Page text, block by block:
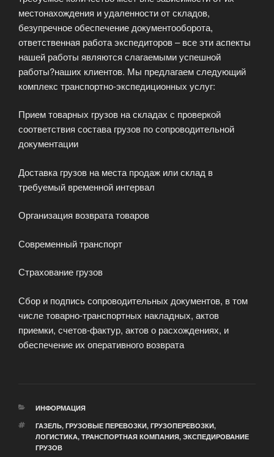
местонахождения и удаленности от складов,
безупречное обеспечение документооборота,
ответственная работа экспедиторов – все эти аспекты
нашей работы являются слагаемыми успешной
работы?наших клиентов. Мы предлагаем следующий
комплекс транспортно-экспедиционных услуг:
Прием товарных грузов на складах с проверкой
соответствия состава грузов по сопроводительной
документации
Доставка грузов на места продаж или склад в
требуемый временной интервал
Организация возврата товаров
Современный транспорт
Страхование грузов
Сбор и подпись сопроводительных документов, в том
числе товарно-транспортных накладных, актов
приемки, счетов-фактур, актов о расхождениях, и
обеспечение их оперативного возврата
РУБРИКИ
ИНФОРМАЦИЯ
МЕТКИ
ГАЗЕЛЬ, ГРУЗОВЫЕ ПЕРЕВОЗКИ, ГРУЗОПЕРЕВОЗКИ,
ЛОГИСТИКА, ТРАНСПОРТНАЯ КОМПАНИЯ, ЭКСПЕДИРОВАНИЕ
ГРУЗОВ